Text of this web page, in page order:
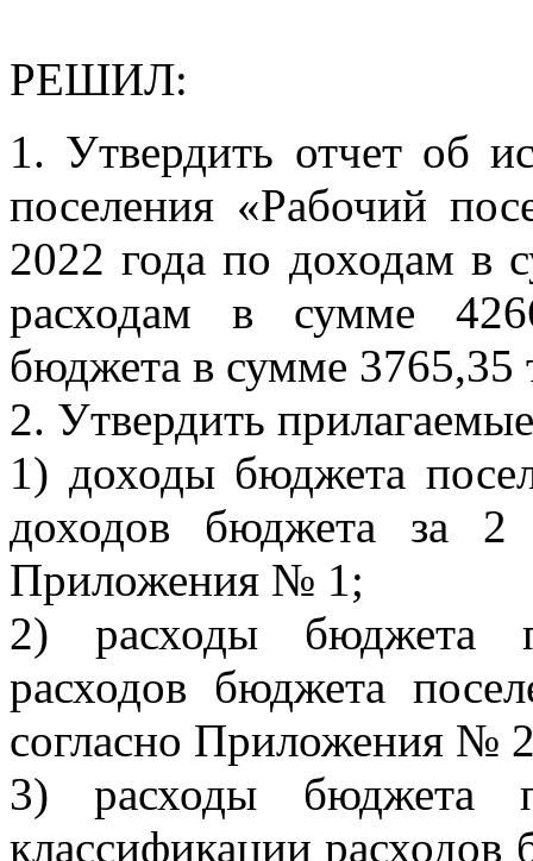
РЕШИЛ:
1. Утвердить отчет об
поселения «Рабочий
2022 года по доходам в
расходам в сумме
бюджета в сумме 3765,35
2. Утвердить
1) доходы бюджета
доходов бюджета за 2
Приложения № 1;
2) расходы бюджета
расходов бюджета
согласно Приложения №
3) расходы бюджета
классификации расходов